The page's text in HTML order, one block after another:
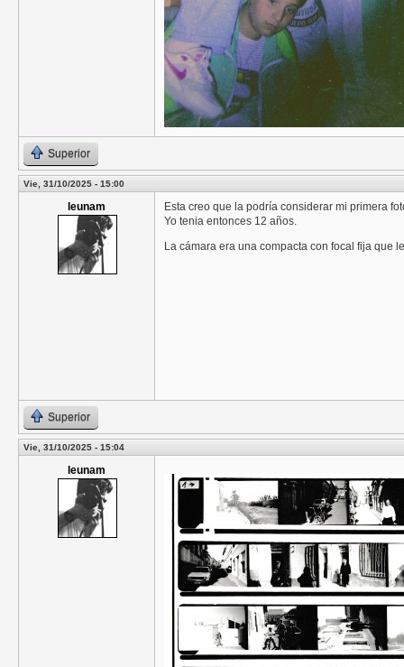
Superior
Vie, 31/10/2025 - 15:00
leunam
Esta creo que la podría considerar mi primera
Yo tenia entonces 12 años.
La cámara era una compacta con focal fija que
Superior
Vie, 31/10/2025 - 15:04
leunam